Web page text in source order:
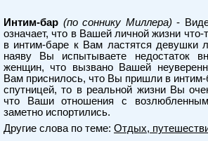
Интим-бар (по соннику Миллера) -
означает, что в Вашей личной жизни что-
в интим-баре к Вам ластятся девушки
наяву Вы испытываете недостаток
женщин, что вызвано Вашей
Вам приснилось, что Вы пришли в интим-
спутницей, то в реальной жизни Вы
что Ваши отношения с
заметно испортились.
Другие слова по теме: Отдых,